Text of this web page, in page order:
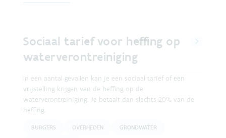
Sociaal tarief voor heffing op
waterverontreiniging
In een aantal gevallen kan je een sociaal tarief of een
vrijstelling krijgen van de heffing op de
waterverontreiniging. Je betaalt dan slechts 20% van de
heffing.
BURGERS OVERHEDEN GRONDWATER